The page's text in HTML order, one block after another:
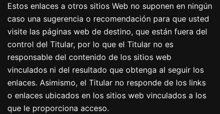
Estos enlaces a otros sitios Web no suponen en ningún
caso una sugerencia o recomendación para que usted
visite las páginas web de destino, que están fuera del
control del Titular, por lo que el Titular no es
responsable del contenido de los sitios web
vinculados ni del resultado que obtenga al seguir los
enlaces. Asimismo, el Titular no responde de los links
o enlaces ubicados en los sitios web vinculados a los
que le proporciona acceso.